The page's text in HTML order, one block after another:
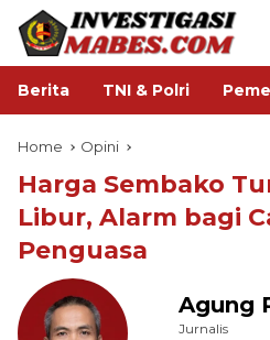
Berita TNI & Polri
Home Opini
Harga Sembako
Libur, Alarm bagi
Penguasa
Agung
Jurnalis